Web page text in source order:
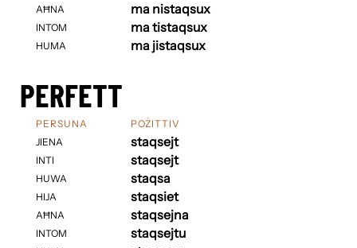
AĦNA
INTOM
HUMA
ma nistaqsux
ma tistaqsux
ma jistaqsux
PERFETT
PERSUNA
JIENA
INTI
HUWA
HIJA
AĦNA
INTOM
POŻITTIV
staqsejt
staqsejt
staqsa
staqsiet
staqsejna
staqsejtu